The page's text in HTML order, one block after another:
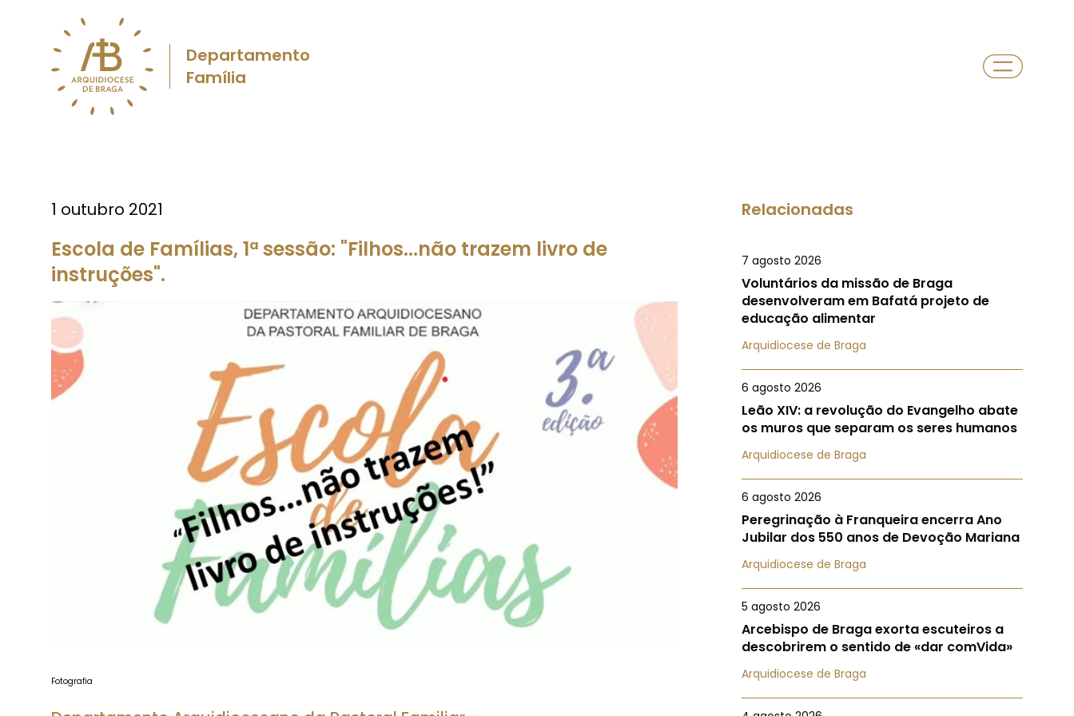
Departamento
Família
1 outubro 2021
Escola de Famílias, 1ª sessão: "Filhos...não trazem livro de
instruções".
Fotografia
Relacionadas
7 agosto 2026
Voluntários da missão de Braga
desenvolveram em Bafatá projeto de
educação alimentar
Arquidiocese de Braga
6 agosto 2026
Leão XIV: a revolução do Evangelho abate
os muros que separam os seres humanos
Arquidiocese de Braga
6 agosto 2026
Peregrinação à Franqueira encerra Ano
Jubilar dos 550 anos de Devoção Mariana
Arquidiocese de Braga
5 agosto 2026
Arcebispo de Braga exorta escuteiros a
descobrirem o sentido de «dar comVida»
Arquidiocese de Braga